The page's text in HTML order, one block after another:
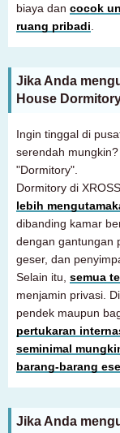
biaya dan cocok
ruang pribadi
Jika Anda
House
Ingin tinggal di
serendah
"Dormitory".
Dormitory di
lebih
dibanding kamar
dengan gantungan
geser, dan
Selain itu, semua
menjamin privasi.
pendek maupun
pertukaran
seminimal
barang-barang
Jika Anda